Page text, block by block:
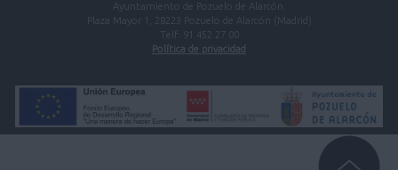
Ayuntamiento de Pozuelo de Alarcón.
Plaza Mayor 1, 28223 Pozuelo de Alarcón (Madrid)
Telf. 91 452 27 00
Política de privacidad